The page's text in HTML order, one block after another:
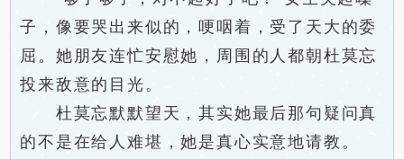
子，像要哭出来似的，哽咽着，受了天大的委
屈。她朋友连忙安慰她，周围的人都朝杜莫忘
投来敌意的目光。
杜莫忘默默望天，其实她最后那句疑问真
的不是在给人难堪，她是真心实意地请教。